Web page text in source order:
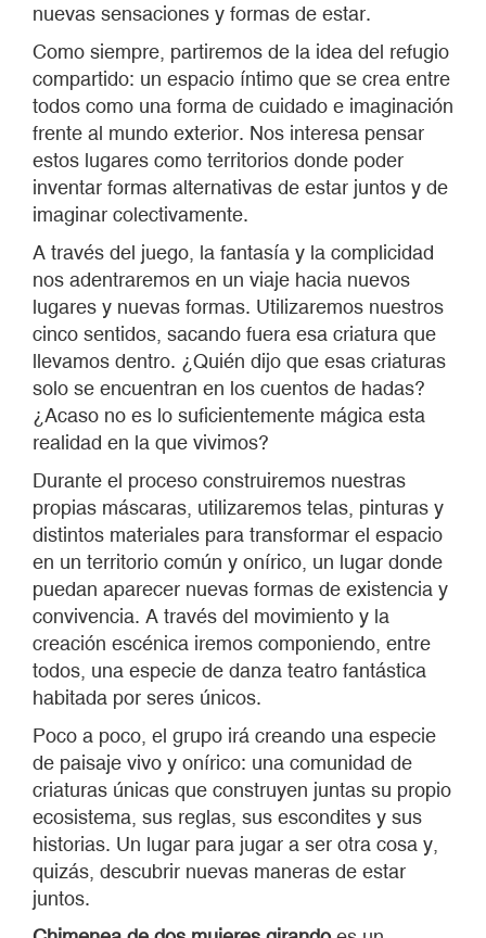
nuevas sensaciones y formas de estar.
Como siempre, partiremos de la idea del refugio
compartido: un espacio íntimo que se crea entre
todos como una forma de cuidado e imaginación
frente al mundo exterior. Nos interesa pensar
estos lugares como territorios donde poder
inventar formas alternativas de estar juntos y de
imaginar colectivamente.
A través del juego, la fantasía y la complicidad
nos adentraremos en un viaje hacia nuevos
lugares y nuevas formas. Utilizaremos nuestros
cinco sentidos, sacando fuera esa criatura que
llevamos dentro. ¿Quién dijo que esas criaturas
solo se encuentran en los cuentos de hadas?
¿Acaso no es lo suficientemente mágica esta
realidad en la que vivimos?
Durante el proceso construiremos nuestras
propias máscaras, utilizaremos telas, pinturas y
distintos materiales para transformar el espacio
en un territorio común y onírico, un lugar donde
puedan aparecer nuevas formas de existencia y
convivencia. A través del movimiento y la
creación escénica iremos componiendo, entre
todos, una especie de danza teatro fantástica
habitada por seres únicos.
Poco a poco, el grupo irá creando una especie
de paisaje vivo y onírico: una comunidad de
criaturas únicas que construyen juntas su propio
ecosistema, sus reglas, sus escondites y sus
historias. Un lugar para jugar a ser otra cosa y,
quizás, descubrir nuevas maneras de estar
juntos.